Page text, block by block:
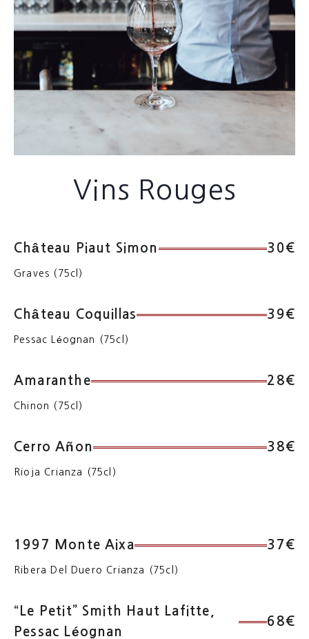
Vins Rouges
Château Piaut Simon 30€
Graves (75cl)
Château Coquillas 39€
Pessac Léognan (75cl)
Amaranthe 28€
Chinon (75cl)
Cerro Añon 38€
Rioja Crianza (75cl)
1997 Monte Aixa 37€
Ribera Del Duero Crianza (75cl)
“Le Petit” Smith Haut Lafitte,
Pessac Léognan
68€